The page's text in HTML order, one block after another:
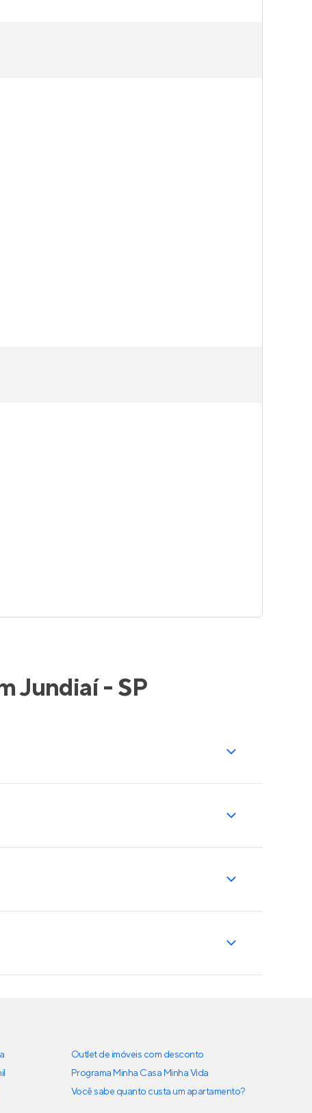
Jundiaí - SP
Outlet de imóveis com desconto
Programa Minha Casa Minha Vida
Você sabe quanto custa um apartamento?